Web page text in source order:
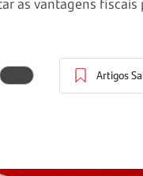
as vantagens fiscais
Artigos